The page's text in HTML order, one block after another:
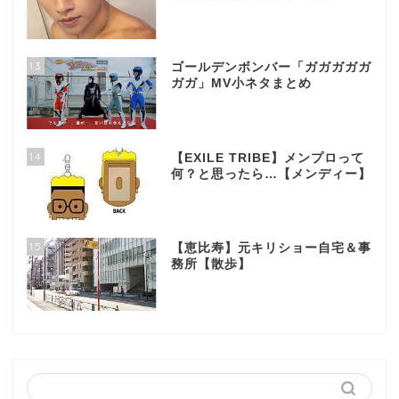
13
ゴールデンボンバー「ガガガガガ
ガガ」MV小ネタまとめ
14
【EXILE TRIBE】メンプロって
何？と思ったら…【メンディー】
15
【恵比寿】元キリショー自宅＆事
務所【散歩】